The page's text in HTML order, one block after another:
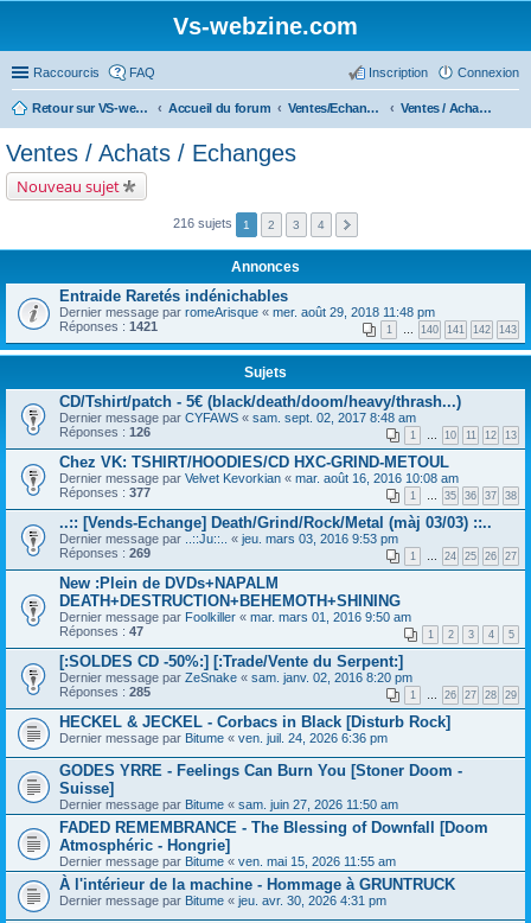
Vs-webzine.com
Raccourcis FAQ Connexion
Inscription
Retour sur VS-webzine Accueil du forum Ventes/Echanges/Achats/Recherche Ventes / Achats / Echanges
Ventes / Achats / Echanges
Nouveau sujet
216 sujets 1 2 3 4
Annonces
Entraide Raretés indénichables
Dernier message par romeArisque « mer. août 29, 2018 11:48 pm
Réponses : 1421 1 … 140 141 142 143
Sujets
CD/Tshirt/patch - 5€ (black/death/doom/heavy/thrash...)
Dernier message par CYFAWS « sam. sept. 02, 2017 8:48 am
Réponses : 126 1 … 10 11 12 13
Chez VK: TSHIRT/HOODIES/CD HXC-GRIND-METOUL
Dernier message par Velvet Kevorkian « mar. août 16, 2016 10:08 am
Réponses : 377 1 … 35 36 37 38
..:: [Vends-Echange] Death/Grind/Rock/Metal (màj 03/03) ::..
Dernier message par ..::Ju::.. « jeu. mars 03, 2016 9:53 pm
Réponses : 269 1 … 24 25 26 27
New :Plein de DVDs+NAPALM
DEATH+DESTRUCTION+BEHEMOTH+SHINING
Dernier message par Foolkiller « mar. mars 01, 2016 9:50 am
Réponses : 47 1 2 3 4 5
[:SOLDES CD -50%:] [:Trade/Vente du Serpent:]
Dernier message par ZeSnake « sam. janv. 02, 2016 8:20 pm
Réponses : 285 1 … 26 27 28 29
HECKEL & JECKEL - Corbacs in Black [Disturb Rock]
Dernier message par Bitume « ven. juil. 24, 2026 6:36 pm
GODES YRRE - Feelings Can Burn You [Stoner Doom -
Suisse]
Dernier message par Bitume « sam. juin 27, 2026 11:50 am
FADED REMEMBRANCE - The Blessing of Downfall [Doom
Atmosphéric - Hongrie]
Dernier message par Bitume « ven. mai 15, 2026 11:55 am
À l'intérieur de la machine - Hommage à GRUNTRUCK
Dernier message par Bitume « jeu. avr. 30, 2026 4:31 pm